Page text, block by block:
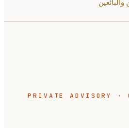
PRIVATE ADVISORY ·